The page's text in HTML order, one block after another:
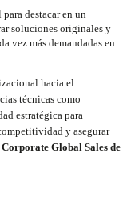
destacar en un
soluciones originales y
vez más demandadas en
hacia el
técnicas como
estratégica para
y asegurar
Global Sales de